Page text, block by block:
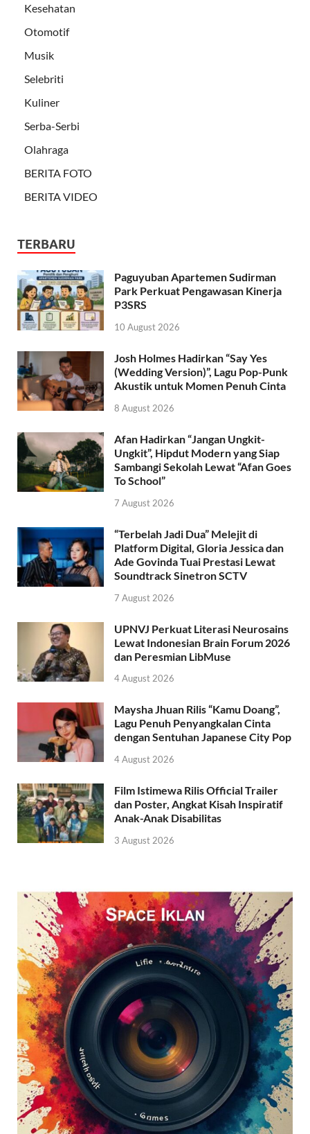
Kesehatan
Otomotif
Musik
Selebriti
Kuliner
Serba-Serbi
Olahraga
BERITA FOTO
BERITA VIDEO
TERBARU
Paguyuban Apartemen Sudirman
Park Perkuat Pengawasan Kinerja
P3SRS
10 August 2026
Josh Holmes Hadirkan “Say Yes
(Wedding Version)”, Lagu Pop-Punk
Akustik untuk Momen Penuh Cinta
8 August 2026
Afan Hadirkan “Jangan Ungkit-
Ungkit”, Hipdut Modern yang Siap
Sambangi Sekolah Lewat “Afan Goes
To School”
7 August 2026
“Terbelah Jadi Dua” Melejit di
Platform Digital, Gloria Jessica dan
Ade Govinda Tuai Prestasi Lewat
Soundtrack Sinetron SCTV
7 August 2026
UPNVJ Perkuat Literasi Neurosains
Lewat Indonesian Brain Forum 2026
dan Peresmian LibMuse
4 August 2026
Maysha Jhuan Rilis “Kamu Doang”,
Lagu Penuh Penyangkalan Cinta
dengan Sentuhan Japanese City Pop
4 August 2026
Film Istimewa Rilis Official Trailer
dan Poster, Angkat Kisah Inspiratif
Anak-Anak Disabilitas
3 August 2026